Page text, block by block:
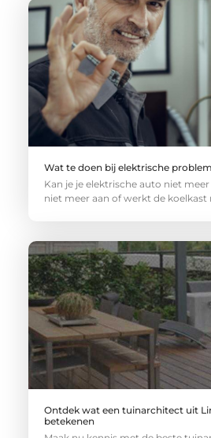
Wat te doen bij elektrische
Kan je je elektrische auto niet
niet meer aan of werkt de koelkast
Ontdek wat een tuinarchitect uit
betekenen